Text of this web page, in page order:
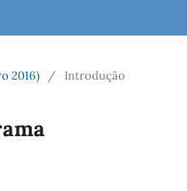
2016)
/ Introdução